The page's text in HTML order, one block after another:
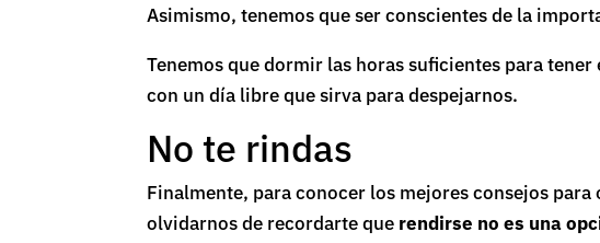
Asimismo, tenemos que ser conscientes de la
Tenemos que dormir las horas suficientes para
con un día libre que sirva para despejarnos.
No te rindas
Finalmente, para conocer los mejores consejos
olvidarnos de recordarte que rendirse no es una